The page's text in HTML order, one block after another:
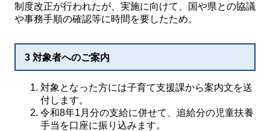
制度改正が行われたが、実施に向けて、国や県との協議
や事務手順の確認等に時間を要したため。
3 対象者へのご案内
対象となった方には子育て支援課から案内文を送
付します。
令和8年1月分の支給に併せて、追給分の児童扶養
手当を口座に振り込みます。